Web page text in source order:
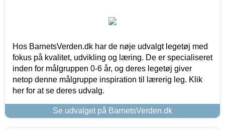
Hos BarnetsVerden.dk har de nøje udvalgt legetøj med
fokus på kvalitet, udvikling og læring. De er specialiseret
inden for målgruppen 0-6 år, og deres legetøj giver
netop denne målgruppe inspiration til lærerig leg. Klik
her for at se deres udvalg.
Se udvalget på BarnetsVerden.dk